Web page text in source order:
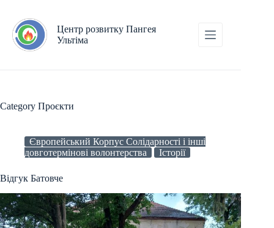
content
Центр розвитку Пангея
Ультіма
Category Проєкти
Європейський Корпус Солідарності і інші
довготермінові волонтерства
Історії
Відгук Батовче